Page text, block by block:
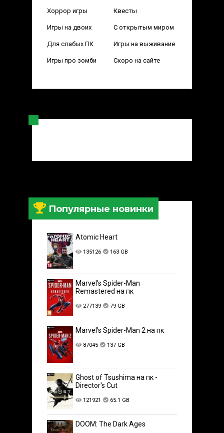
Хоррор игры Квесты
Игры на двоих С открытым миром
Для слабых ПК Игры на выживание
Игры про зомби Скоро на сайте
Популярные новинки
Atomic Heart
135126 163 GB
Marvel’s Spider-Man
Remastered на пк
277139 79 GB
Marvel’s Spider-Man 2 на пк
87045 137 GB
Ghost of Tsushima на пк -
Director's Cut
121921 65.1 GB
DOOM: The Dark Ages